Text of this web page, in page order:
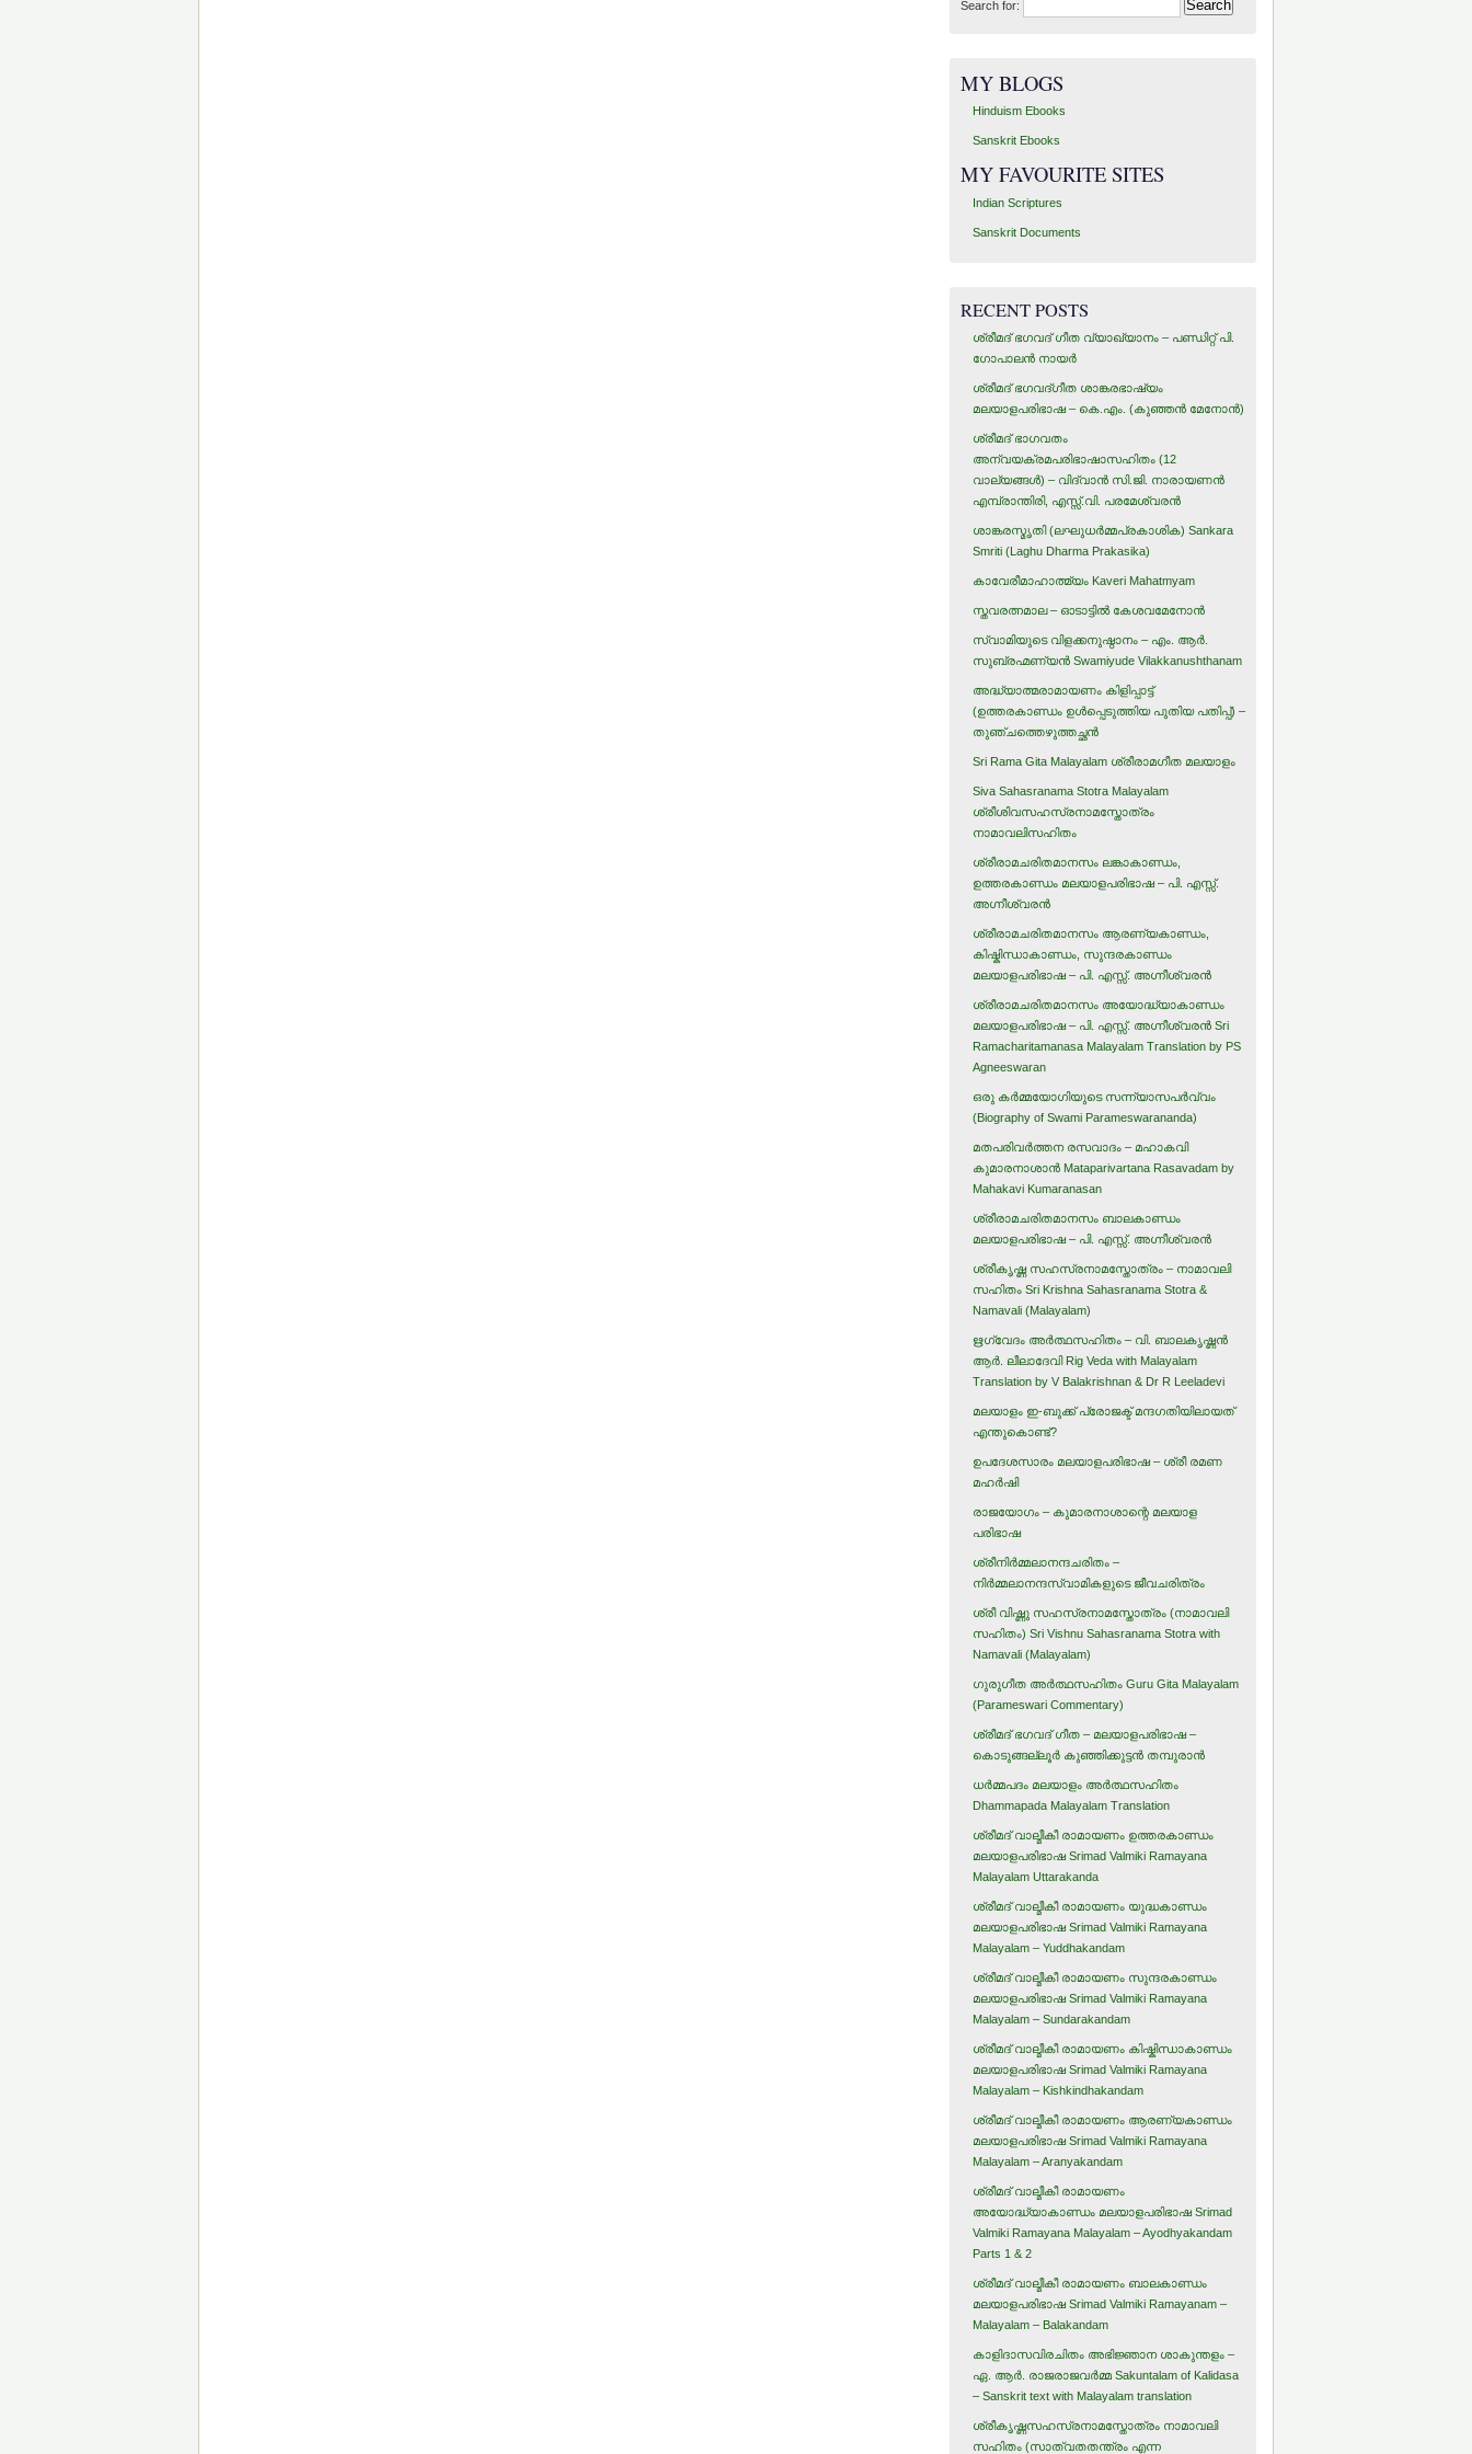
Search for:
MY BLOGS
Hinduism Ebooks
Sanskrit Ebooks
MY FAVOURITE SITES
Indian Scriptures
Sanskrit Documents
RECENT POSTS
ശ്രീമദ് ഭഗവദ് ഗീത വ്യാഖ്യാനം – പണ്ഡിറ്റ് പി.
ഗോപാലന്‍ നായര്‍
ശ്രീമദ് ഭഗവദ്ഗീത ശാങ്കരഭാഷ്യം
മലയാളപരിഭാഷ – കെ.എം. (കുഞ്ഞന്‍ മേനോന്‍)
ശ്രീമദ് ഭാഗവതം
അന്വയക്രമപരിഭാഷാസഹിതം (12
വാല്യങ്ങള്‍) – വിദ്വാന്‍ സി.ജി. നാരായണന്‍
എമ്പ്രാന്തിരി, എസ്സ്.വി. പരമേശ്വരന്‍
ശാങ്കരസ്മൃതി (ലഘുധര്‍മ്മപ്രകാശിക) Sankara
Smriti (Laghu Dharma Prakasika)
കാവേരീമാഹാത്മ്യം Kaveri Mahatmyam
സ്തവരത്നമാല – ഓടാട്ടില്‍ കേശവമേനോന്‍
സ്വാമിയുടെ വിളക്കനുഷ്ഠാനം – എം. ആര്‍.
സുബ്രഹ്മണ്യന്‍ Swamiyude Vilakkanushthanam
അദ്ധ്യാത്മരാമായണം കിളിപ്പാട്ട്‌
(ഉത്തരകാണ്ഡം ഉള്‍പ്പെടുത്തിയ പുതിയ പതിപ്പ്) –
തുഞ്ചത്തെഴുത്തച്ഛന്‍
Sri Rama Gita Malayalam ശ്രീരാമഗീത മലയാളം
Siva Sahasranama Stotra Malayalam
ശ്രീശിവസഹസ്രനാമസ്തോത്രം
നാമാവലിസഹിതം
ശ്രീരാമചരിതമാനസം ലങ്കാകാണ്ഡം,
ഉത്തരകാണ്ഡം മലയാളപരിഭാഷ – പി. എസ്സ്.
അഗ്നീശ്വരന്‍
ശ്രീരാമചരിതമാനസം ആരണ്യകാണ്ഡം,
കിഷ്കിന്ധാകാണ്ഡം, സുന്ദരകാണ്ഡം
മലയാളപരിഭാഷ – പി. എസ്സ്. അഗ്നീശ്വരന്‍
ശ്രീരാമചരിതമാനസം അയോദ്ധ്യാകാണ്ഡം
മലയാളപരിഭാഷ – പി. എസ്സ്. അഗ്നീശ്വരന്‍ Sri
Ramacharitamanasa Malayalam Translation by PS
Agneeswaran
ഒരു കര്‍മ്മയോഗിയുടെ സന്ന്യാസപര്‍വ്വം
(Biography of Swami Parameswarananda)
മതപരിവര്‍ത്തന രസവാദം – മഹാകവി
കുമാരനാശാന്‍ Mataparivartana Rasavadam by
Mahakavi Kumaranasan
ശ്രീരാമചരിതമാനസം ബാലകാണ്ഡം
മലയാളപരിഭാഷ – പി. എസ്സ്. അഗ്നീശ്വരന്‍
ശ്രീകൃഷ്ണ സഹസ്രനാമസ്തോത്രം – നാമാവലി
സഹിതം Sri Krishna Sahasranama Stotra &
Namavali (Malayalam)
ഋഗ്വേദം അര്‍ത്ഥസഹിതം – വി. ബാലകൃഷ്ണന്‍
ആര്‍. ലീലാദേവി Rig Veda with Malayalam
Translation by V Balakrishnan & Dr R Leeladevi
മലയാളം ഇ-ബുക്ക് പ്രോജക്ട് മന്ദഗതിയിലായത്
എന്തുകൊണ്ട്?
ഉപദേശസാരം മലയാളപരിഭാഷ – ശ്രീ രമണ
മഹര്‍ഷി
രാജയോഗം – കുമാരനാശാന്റെ മലയാള
പരിഭാഷ
ശ്രീനിര്‍മ്മലാനന്ദചരിതം –
നിര്‍മ്മലാനന്ദസ്വാമികളുടെ ജീവചരിത്രം
ശ്രീ വിഷ്ണു സഹസ്രനാമസ്തോത്രം (നാമാവലി
സഹിതം) Sri Vishnu Sahasranama Stotra with
Namavali (Malayalam)
ഗുരുഗീത അര്‍ത്ഥസഹിതം Guru Gita Malayalam
(Parameswari Commentary)
ശ്രീമദ് ഭഗവദ് ഗീത – മലയാളപരിഭാഷ –
കൊടുങ്ങല്ലൂര്‍ കുഞ്ഞിക്കുട്ടന്‍ തമ്പുരാന്‍
ധര്‍മ്മപദം മലയാളം അര്‍ത്ഥസഹിതം
Dhammapada Malayalam Translation
ശ്രീമദ് വാല്മീകീ രാമായണം ഉത്തരകാണ്ഡം
മലയാളപരിഭാഷ Srimad Valmiki Ramayana
Malayalam Uttarakanda
ശ്രീമദ് വാല്മീകീ രാമായണം യുദ്ധകാണ്ഡം
മലയാളപരിഭാഷ Srimad Valmiki Ramayana
Malayalam – Yuddhakandam
ശ്രീമദ് വാല്മീകീ രാമായണം സുന്ദരകാണ്ഡം
മലയാളപരിഭാഷ Srimad Valmiki Ramayana
Malayalam – Sundarakandam
ശ്രീമദ് വാല്മീകീ രാമായണം കിഷ്കിന്ധാകാണ്ഡം
മലയാളപരിഭാഷ Srimad Valmiki Ramayana
Malayalam – Kishkindhakandam
ശ്രീമദ് വാല്മീകീ രാമായണം ആരണ്യകാണ്ഡം
മലയാളപരിഭാഷ Srimad Valmiki Ramayana
Malayalam – Aranyakandam
ശ്രീമദ് വാല്മീകീ രാമായണം
അയോദ്ധ്യാകാണ്ഡം മലയാളപരിഭാഷ Srimad
Valmiki Ramayana Malayalam – Ayodhyakandam
Parts 1 & 2
ശ്രീമദ് വാല്മീകീ രാമായണം ബാലകാണ്ഡം
മലയാളപരിഭാഷ Srimad Valmiki Ramayanam –
Malayalam – Balakandam
കാളിദാസവിരചിതം അഭിജ്ഞാന ശാകുന്തളം –
ഏ. ആര്‍. രാജരാജവര്‍മ്മ Sakuntalam of Kalidasa
– Sanskrit text with Malayalam translation
ശ്രീകൃഷ്ണസഹസ്രനാമസ്തോത്രം നാമാവലി
സഹിതം (സാത്വതതന്ത്രം എന്ന